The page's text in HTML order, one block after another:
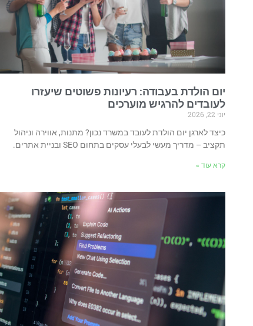
יום הולדת בעבודה: רעיונות פשוטים שיעזרו
לעובדים להרגיש מוערכים
יוני 22, 2026
כיצד לארגן יום הולדת לעובד במשרד נכון? מתנות, אווירה וניהול
תקציב – מדריך מעשי לבעלי עסקים בתחום SEO ובניית אתרים.
קרא עוד »